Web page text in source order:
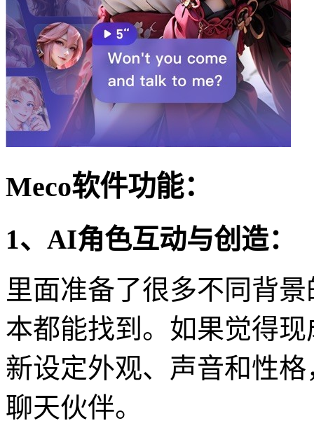
Meco软件功能：
1、AI角色互动与创造：
里面准备了很多不同背
本都能找到。如果觉得
新设定外观、声音和性
聊天伙伴。